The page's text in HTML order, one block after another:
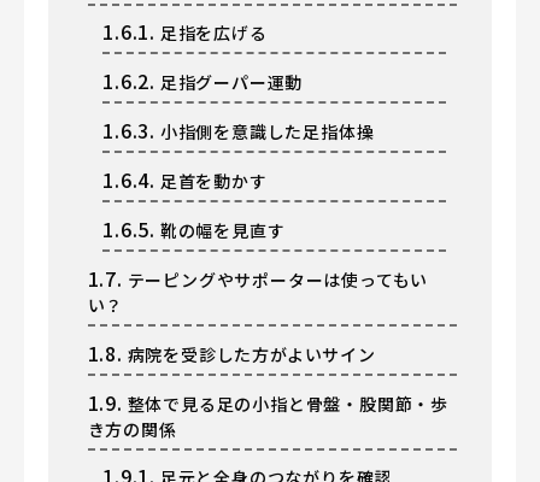
1.6.1. 足指を広げる
1.6.2. 足指グーパー運動
1.6.3. 小指側を意識した足指体操
1.6.4. 足首を動かす
1.6.5. 靴の幅を見直す
1.7. テーピングやサポーターは使ってもい
い？
1.8. 病院を受診した方がよいサイン
1.9. 整体で見る足の小指と骨盤・股関節・歩
き方の関係
1.9.1.